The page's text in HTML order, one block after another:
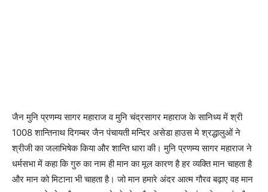
जैन मुनि प्रणम्य सागर महाराज व मुनि चंद्रसागर महाराज के सानिध्य में श्री
1008 शान्तिनाथ दिगम्बर जैन पंचायती मन्दिर असेडा हाउस मे श्रद्धालुओं ने
श्रीजी का जलाभिषेक किया और शान्ति धारा की। मुनि प्रणम्य सागर महाराज ने
धर्मसभा में कहा कि गुरु का नाम ही मान का मूल कारण है हर व्यक्ति मान चाहता है
और मान को मिटाना भी चाहता है। जो मान हमारे अंदर आत्म गौरव बढ़ाए वह मान